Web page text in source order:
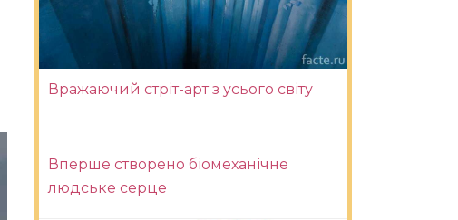
Вражаючий стріт-арт з усього світу
Вперше створено біомеханічне
людське серце